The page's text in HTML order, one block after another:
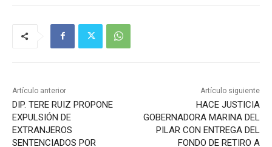
Artículo anterior
DIP. TERE RUIZ PROPONE
EXPULSIÓN DE
EXTRANJEROS
SENTENCIADOS POR
Artículo siguiente
HACE JUSTICIA
GOBERNADORA MARINA DEL
PILAR CON ENTREGA DEL
FONDO DE RETIRO A